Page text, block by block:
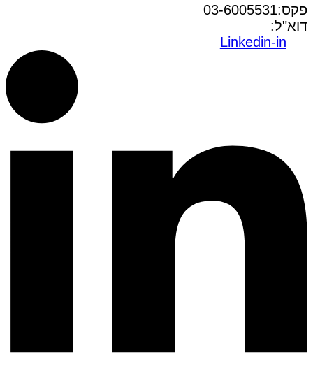
פקס:03-6005531
דוא"ל:
Linkedin-in